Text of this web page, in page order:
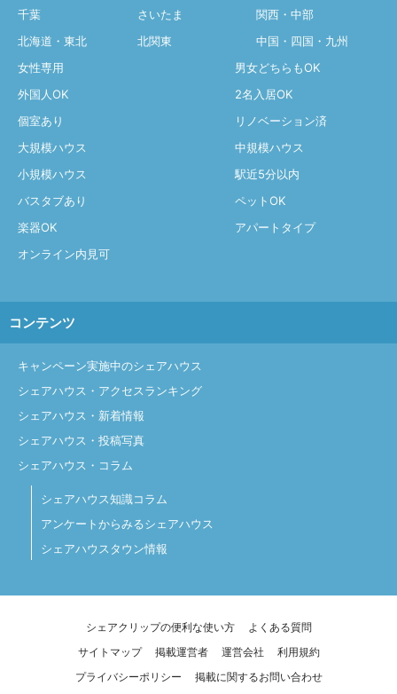
千葉
さいたま
関西・中部
北海道・東北
北関東
中国・四国・九州
女性専用
男女どちらもOK
外国人OK
2名入居OK
個室あり
リノベーション済
大規模ハウス
中規模ハウス
小規模ハウス
駅近5分以内
バスタブあり
ペットOK
楽器OK
アパートタイプ
オンライン内見可
コンテンツ
キャンペーン実施中のシェアハウス
シェアハウス・アクセスランキング
シェアハウス・新着情報
シェアハウス・投稿写真
シェアハウス・コラム
シェアハウス知識コラム
アンケートからみるシェアハウス
シェアハウスタウン情報
シェアクリップの便利な使い方
よくある質問
サイトマップ
掲載運営者 運営会社
利用規約
プライバシーポリシー
掲載に関するお問い合わせ